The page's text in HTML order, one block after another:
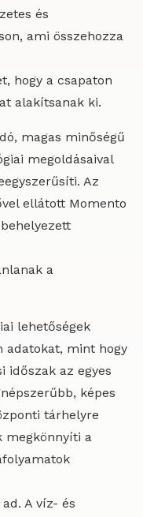
és
ami összehozza
hogy a csapaton
alakítsanak ki.
magas minőségű
megoldásaival
Az
ellátott Momento
a
lehetőségek
adatokat, mint hogy
időszak az egyes
képes
tárhelyre
megkönnyíti a
A víz- és